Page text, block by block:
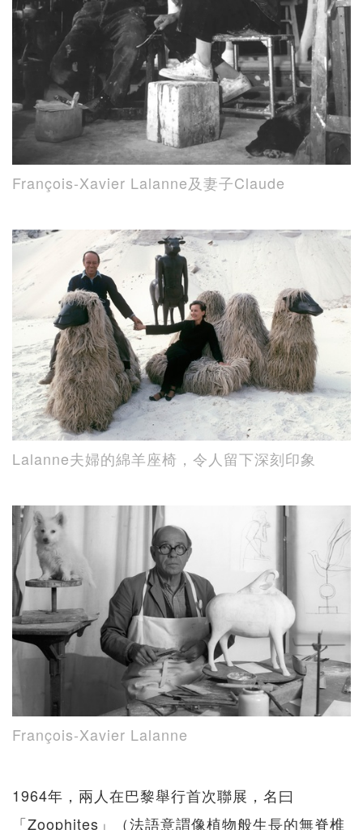
François-Xavier Lalanne及妻子Claude
Lalanne夫婦的綿羊座椅，令人留下深刻印象
François-Xavier Lalanne
1964年，兩人在巴黎舉行首次聯展，名曰
「Zoophites」（法語意謂像植物般生長的無脊椎